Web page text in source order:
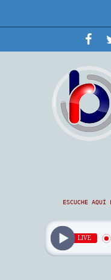
ESCUCHE AQUÍ
LIVE